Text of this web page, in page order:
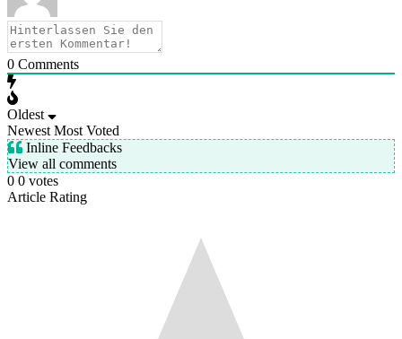
0 Comments
Oldest
Newest Most Voted
Inline Feedbacks
View all comments
0 0 votes
Article Rating